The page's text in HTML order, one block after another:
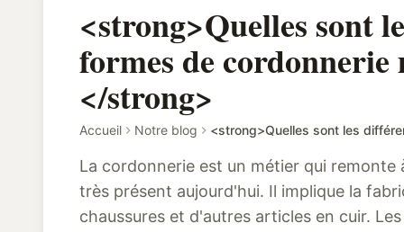
<strong>Quelles sont
formes de cordonnerie
</strong>
Accueil Notre blog
La cordonnerie est un métier qui
très présent aujourd'hui. Il implique la
chaussures et d'autres articles en cuir.